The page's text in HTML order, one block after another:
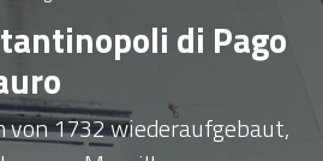
di Pago
von 1732 wiederaufgebaut,